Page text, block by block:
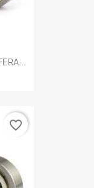
favorite_border